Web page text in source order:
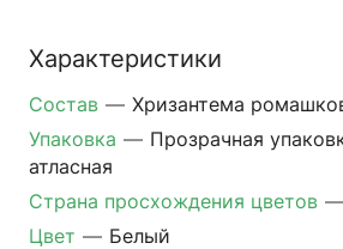
Характеристики
Состав — Хризантема
Упаковка — Прозрачная
атласная
Страна просхождения цветов —
Цвет — Белый